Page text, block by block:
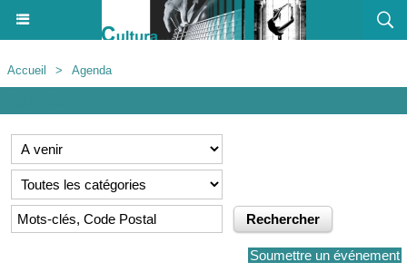
Accueil > Agenda
Soumettre un événement